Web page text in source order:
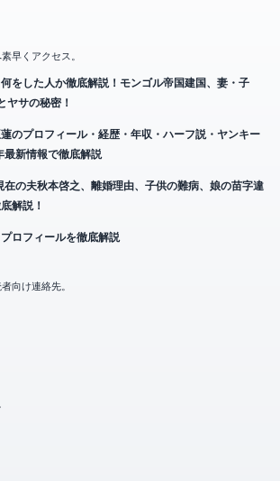
早くアクセス。
をした人か徹底解説！モンゴル帝国建国、妻・子
ヤサの秘密！
のプロフィール・経歴・年収・ハーフ説・ヤンキー
新情報で徹底解説
在の夫秋本啓之、離婚理由、子供の難病、娘の苗字違
解説！
ロフィールを徹底解説
向け連絡先。